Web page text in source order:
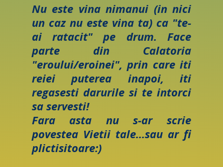
Nu este vina nimanui (in nici
un caz nu este vina ta) ca "te-
ai ratacit" pe drum. Face
parte din Calatoria
"eroului/eroinei", prin care iti
reiei puterea inapoi, iti
regasesti darurile si te intorci
sa servesti!
Fara asta nu s-ar scrie
povestea Vietii tale...sau ar fi
plictisitoare:)